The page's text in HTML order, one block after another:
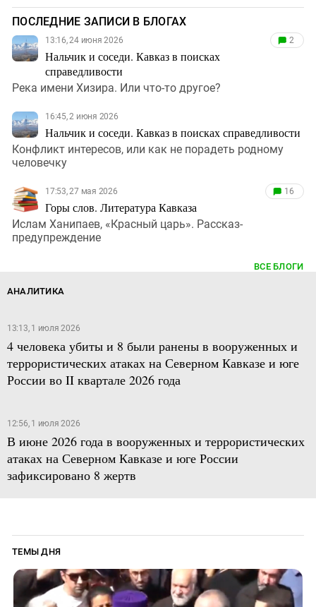
ПОСЛЕДНИЕ ЗАПИСИ В БЛОГАХ
13:16, 24 июня 2026
Нальчик и соседи. Кавказ в поисках
справедливости
2
Река имени Хизира. Или что-то другое?
16:45, 2 июня 2026
Нальчик и соседи. Кавказ в поисках справедливости
Конфликт интересов, или как не порадеть родному
человечку
17:53, 27 мая 2026
Горы слов. Литература Кавказа
16
Ислам Ханипаев, «Красный царь». Рассказ-
предупреждение
ВСЕ БЛОГИ
АНАЛИТИКА
13:13, 1 июля 2026
4 человека убиты и 8 были ранены в вооруженных и
террористических атаках на Северном Кавказе и юге
России во II квартале 2026 года
12:56, 1 июля 2026
В июне 2026 года в вооруженных и террористических
атаках на Северном Кавказе и юге России
зафиксировано 8 жертв
ТЕМЫ ДНЯ